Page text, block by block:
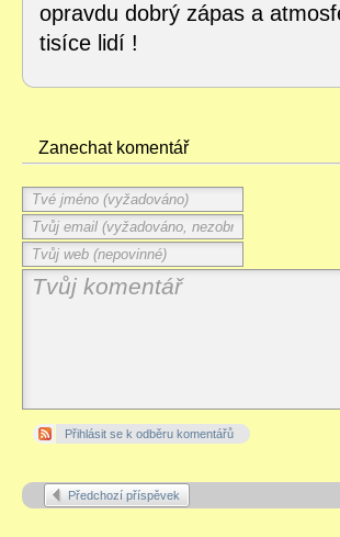
opravdu dobrý zápas a
tisíce lidí !
Zanechat komentář
Přihlásit se k odběru komentářů
Předchozí příspěvek